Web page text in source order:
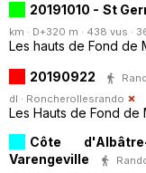
20191010 - St
km · D+320 m · 438 vus ·
Les hauts de Fond de
20190922
dl · Roncherollesrando
Les Hauts de Fond de
Côte
Varengeville